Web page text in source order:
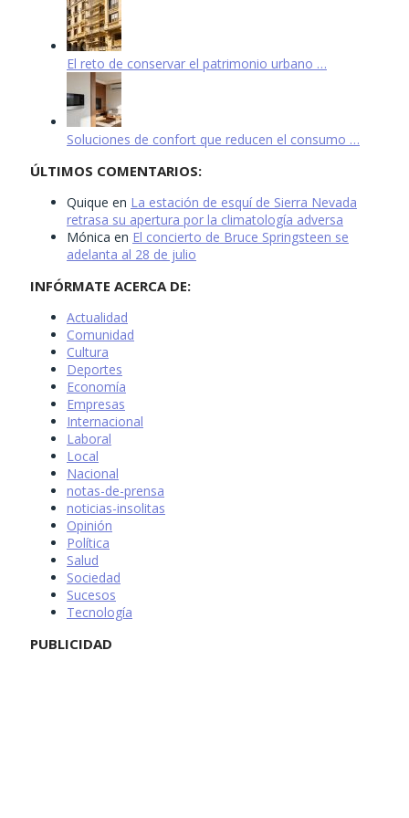
El reto de conservar el patrimonio urbano …
Soluciones de confort que reducen el consumo …
ÚLTIMOS COMENTARIOS:
Quique en La estación de esquí de Sierra Nevada
retrasa su apertura por la climatología adversa
Mónica en El concierto de Bruce Springsteen se
adelanta al 28 de julio
INFÓRMATE ACERCA DE:
Actualidad
Comunidad
Cultura
Deportes
Economía
Empresas
Internacional
Laboral
Local
Nacional
notas-de-prensa
noticias-insolitas
Opinión
Política
Salud
Sociedad
Sucesos
Tecnología
PUBLICIDAD